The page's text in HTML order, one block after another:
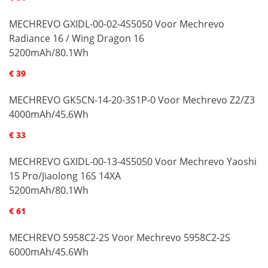
MECHREVO GXIDL-00-02-4S5050 Voor Mechrevo
Radiance 16 / Wing Dragon 16
5200mAh/80.1Wh
€ 39
MECHREVO GK5CN-14-20-3S1P-0 Voor Mechrevo Z2/Z3
4000mAh/45.6Wh
€ 33
MECHREVO GXIDL-00-13-4S5050 Voor Mechrevo Yaoshi
15 Pro/Jiaolong 16S 14XA
5200mAh/80.1Wh
€ 61
MECHREVO 5958C2-2S Voor Mechrevo 5958C2-2S
6000mAh/45.6Wh